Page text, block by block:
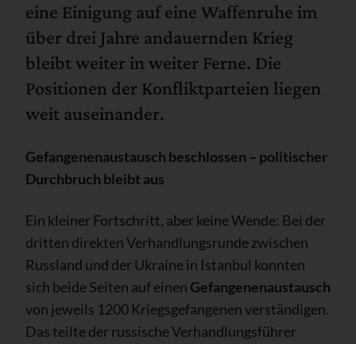
eine Einigung auf eine Waffenruhe im
über drei Jahre andauernden Krieg
bleibt weiter in weiter Ferne. Die
Positionen der Konfliktparteien liegen
weit auseinander.
Gefangenenaustausch beschlossen – politischer
Durchbruch bleibt aus
Ein kleiner Fortschritt, aber keine Wende: Bei der
dritten direkten Verhandlungsrunde zwischen
Russland und der Ukraine in Istanbul konnten
sich beide Seiten auf einen Gefangenenaustausch
von jeweils 1200 Kriegsgefangenen verständigen.
Das teilte der russische Verhandlungsführer